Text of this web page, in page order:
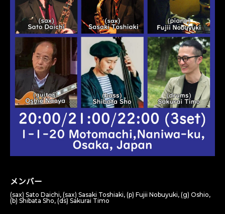
メンバー
(sax) Sato Daichi, (sax) Sasaki Toshiaki, (p) Fujii Nobuyuki, (g) Oshio,
(b) Shibata Sho, (ds) Sakurai Timo